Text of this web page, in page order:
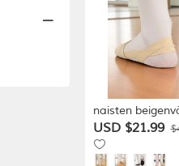
naisten
ammattimaiset
joustavilla
USD $21.99